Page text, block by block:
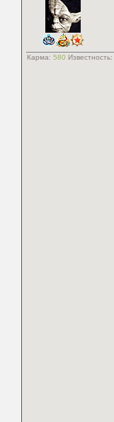
Карма: 580 Известность: